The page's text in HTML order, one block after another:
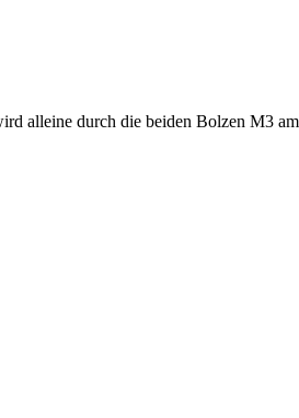
alleine durch die beiden Bolzen M3